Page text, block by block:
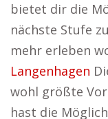
bietet dir die
nächste Stufe
mehr erleben
Langenhagen
wohl größte
hast die